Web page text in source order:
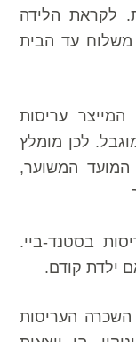
לקראת הלידה
משלוח עד הבית
עריסות
לכן מומלץ
המועד המשוער,
בסטנד-ביי.
ילדת קודם.
השכרה העריסות